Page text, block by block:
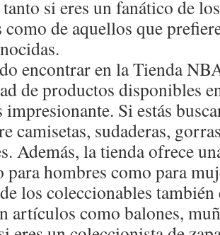
si eres un fanático de
como de aquellos que
encontrar en la Tienda
de productos disponibles
impresionante. Si estás
camisetas, sudaderas,
Además, la tienda ofrece
para hombres como para
los coleccionables
artículos como balones,